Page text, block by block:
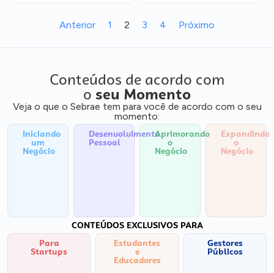
Anterior 1 2 3 4 Próximo
Conteúdos de acordo com
o seu Momento
Veja o que o Sebrae tem para você de acordo com o seu
momento:
Iniciando
um
Negócio
Desenvolvimento
Pessoal
Aprimorando
o
Negócio
Expandindo
o
Negócio
CONTEÚDOS EXCLUSIVOS PARA
Para
Startups
Estudantes
e
Educadores
Gestores
Públicos